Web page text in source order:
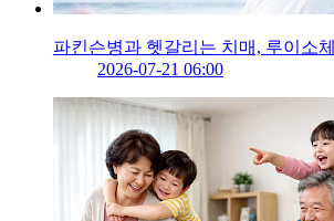
파킨슨병과 헷갈리는 치매, 루이소
2026-07-21 06:00